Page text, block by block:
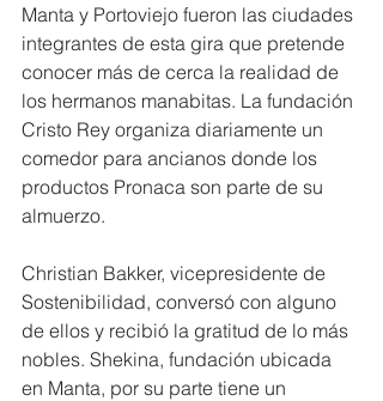
Manta y Portoviejo fueron las ciudades
integrantes de esta gira que pretende
conocer más de cerca la realidad de
los hermanos manabitas. La fundación
Cristo Rey organiza diariamente un
comedor para ancianos donde los
productos Pronaca son parte de su
almuerzo.
Christian Bakker, vicepresidente de
Sostenibilidad, conversó con alguno
de ellos y recibió la gratitud de lo más
nobles. Shekina, fundación ubicada
en Manta, por su parte tiene un